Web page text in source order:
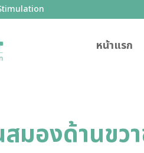
หน้าแรก
สมองด้านข